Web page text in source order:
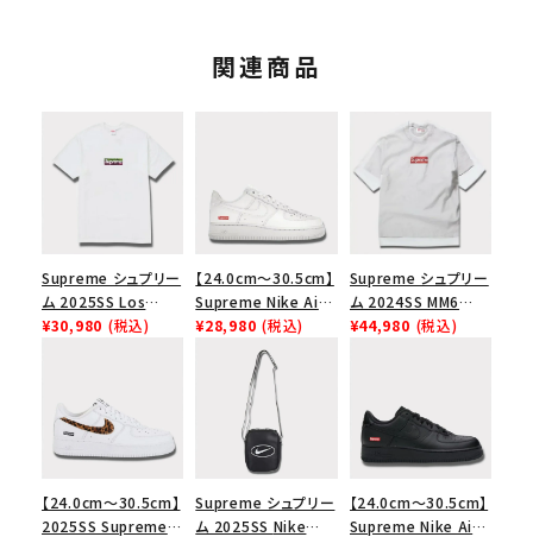
関連商品
Supreme シュプリー
ム 2025SS Los
Angeles Fire Relief
スロゴTシャツ ホワ
イト 白
¥30,980 (税込)
【24.0cm～30.5cm】
Supreme Nike Air
Force 1 Low シュプ
リーム ナイキエアフォ
ース１スニーカー シ
ューズ ホワイト
¥28,980 (税込)
Supreme シュプリー
ム 2024SS MM6
Maison Margiela
ワイト 白
¥44,980 (税込)
【24.0cm～30.5cm】
2025SS Supreme
Supreme シュプリー
ム 2025SS Nike
【24.0cm～30.5cm】
Supreme Nike Air